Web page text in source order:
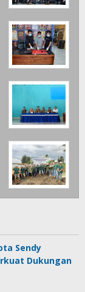
Sendy
Dukungan